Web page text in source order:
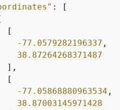
: [
[
-77.0579282196337 ,
38.87264268371487
],
[
-77.05868880963534 ,
38.87003145971428